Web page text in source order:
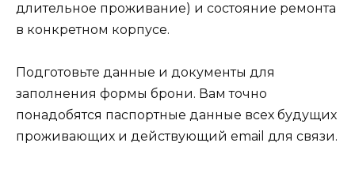
длительное проживание) и состояние ремонта
в конкретном корпусе.
Подготовьте данные и документы для
заполнения формы брони. Вам точно
понадобятся паспортные данные всех будущих
проживающих и действующий email для связи.